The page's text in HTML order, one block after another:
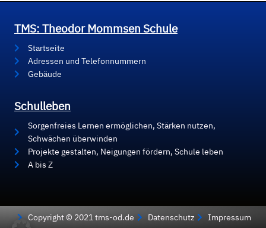
TMS: Theodor Mommsen Schule
Startseite
Adressen und Telefonnummern
Gebäude
Schulleben
Sorgenfreies Lernen ermöglichen, Stärken nutzen,
Schwächen überwinden
Projekte gestalten, Neigungen fördern, Schule leben
A bis Z
Copyright © 2021 tms-od.de Datenschutz Impressum